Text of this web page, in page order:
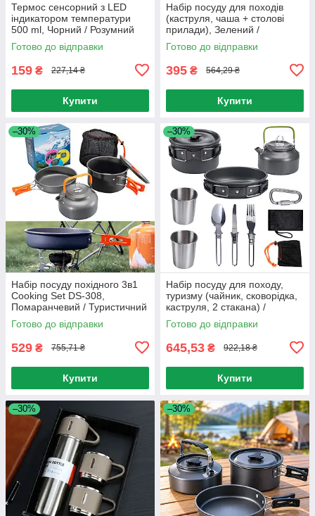
Термос сенсорний з LED
індикатором температури
500 ml, Чорний / Розумний
термос з датчиком
температури
Готово до відправки
159 ₴ 227,14 ₴
Купити
Набір посуду для походів
(каструля, чаша + столові
прилади), Зелений /
Туристичний посуд для
кемпінгу
Готово до відправки
395 ₴ 564,29 ₴
Купити
–30%
Набір посуду похідного 3в1
Cooking Set DS-308,
Помаранчевий / Туристичний
похідний набір посуду
Готово до відправки
529 ₴ 755,71 ₴
Купити
–30%
Набір посуду для походу,
туризму (чайник, сковорідка,
каструля, 2 стакана) /
Туристичний набір посуду
Готово до відправки
645,53 ₴ 922,18 ₴
Купити
–30% –30%